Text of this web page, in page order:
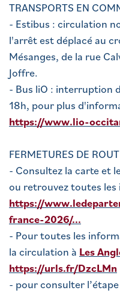
TRANSPORTS EN
- Estibus : circulation
l'arrêt est déplacé au
Mésanges, de la rue
Joffre.
- Bus liO : interruption
18h, pour plus
https://www.lio-
FERMETURES DE
- Consultez la carte et
ou retrouvez toutes
https://
france-2026/...
- Pour toutes les
la circulation à Les
https://urls.fr/DzcLMn
- pour consulter